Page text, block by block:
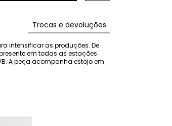
Trocas e devoluções
intensificar as produções. De
em todas as estações
A peça acompanha estojo em